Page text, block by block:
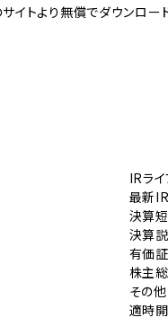
トより無償でダウンロード
IRライ
最新
決算
決算
有価
株主
その
適時